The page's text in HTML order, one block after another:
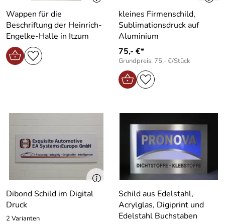
Wappen für die
Beschriftung der Heinrich-
Engelke-Halle in Itzum
kleines Firmenschild,
Sublimationsdruck auf
Aluminium
75,- €*
Grundpreis: 75,- €/Stück
Dibond Schild im Digital
Druck
2 Varianten
Schild aus Edelstahl,
Acrylglas, Digiprint und
Edelstahl Buchstaben